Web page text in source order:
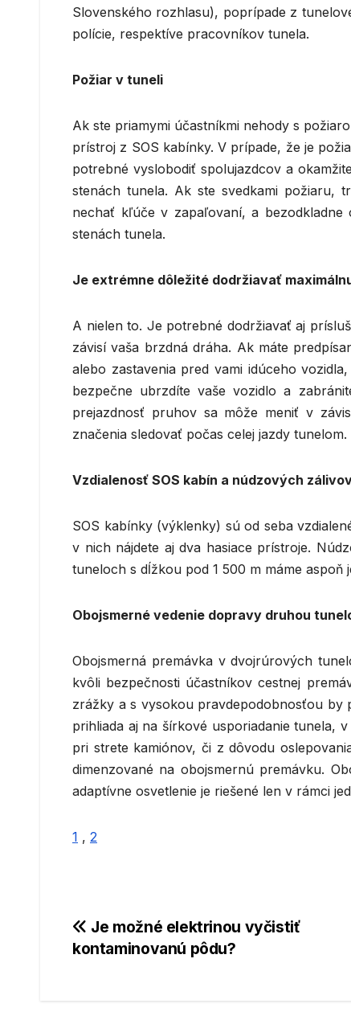
Slovenského rozhlasu), poprípade z
polície, respektíve pracovníkov tunela.
Požiar v tuneli
Ak ste priamymi účastníkmi nehody s
prístroj z SOS kabínky. V prípade, že je
potrebné vyslobodiť spolujazdcov a
stenách tunela. Ak ste svedkami požiaru,
nechať kľúče v zapaľovaní, a
stenách tunela.
Je extrémne dôležité dodržiavať
A nielen to. Je potrebné dodržiavať aj
závisí vaša brzdná dráha. Ak máte
alebo zastavenia pred vami idúceho
bezpečne ubrzdíte vaše vozidlo a
prejazdnosť pruhov sa môže meniť v
značenia sledovať počas celej jazdy tunelom.
Vzdialenosť SOS kabín a núdzových
SOS kabínky (výklenky) sú od seba
v nich nájdete aj dva hasiace prístroje.
tuneloch s dĺžkou pod 1 500 m máme aspoň
Obojsmerné vedenie dopravy druhou
Obojsmerná premávka v dvojrúrových
kvôli bezpečnosti účastníkov cestnej
zrážky a s vysokou pravdepodobnosťou by
prihliada aj na šírkové usporiadanie tunela,
pri strete kamiónov, či z dôvodu
dimenzované na obojsmernú premávku.
adaptívne osvetlenie je riešené len v rámci
1 , 2
Navigácia
Je možné elektrinou vyčistiť
kontaminovanú pôdu?